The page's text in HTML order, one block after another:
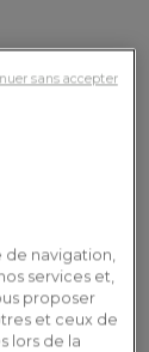
plateau bois
de navigation,
services et,
proposer
et ceux de
lors de la
sans accepter